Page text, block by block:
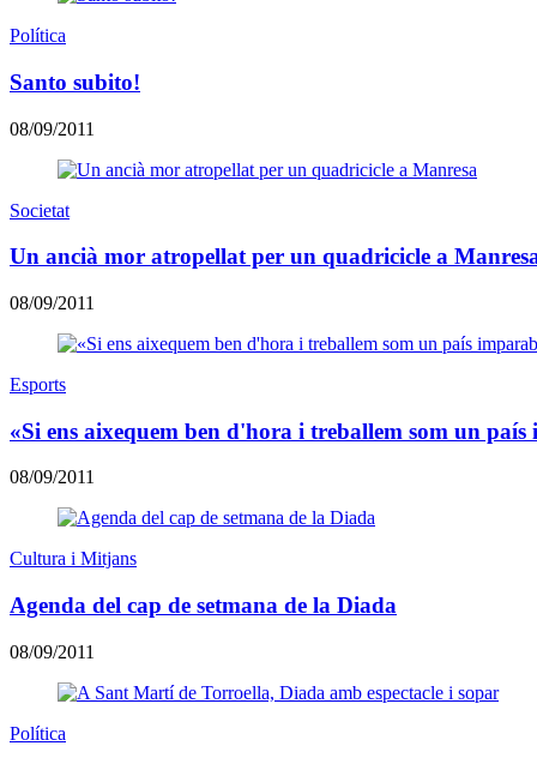
Política
Santo subito!
08/09/2011
Societat
Un ancià mor atropellat per un quadricicle a
08/09/2011
Esports
«Si ens aixequem ben d'hora i treballem som un país
08/09/2011
Cultura i Mitjans
Agenda del cap de setmana de la Diada
08/09/2011
Política